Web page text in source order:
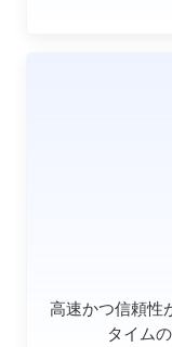
高速かつ信頼性
タイム